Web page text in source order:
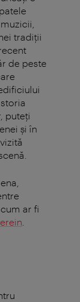
tradiţii
de peste
puteţi
şi în
ar fi